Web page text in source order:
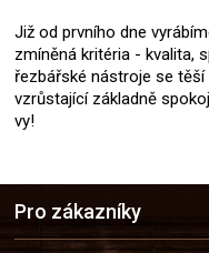
Již od prvního dne
zmíněná kritéria - kvalita,
řezbářské nástroje se
vzrůstající základně
vy!
Pro zákazníky